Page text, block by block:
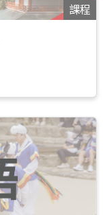
課程